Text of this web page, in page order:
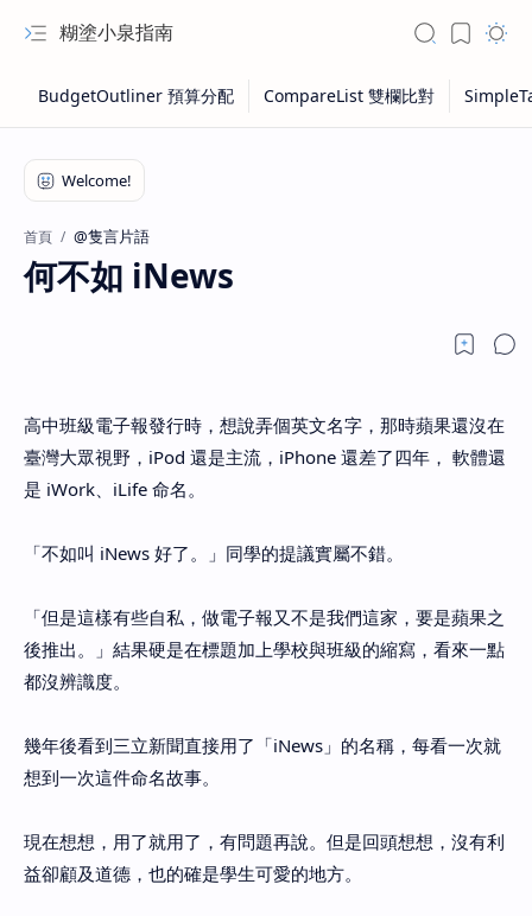
糊塗小泉指南
首頁 @隻言片語
何不如 iNews
高中班級電子報發行時，想說弄個英文名字，那時蘋果還沒在
臺灣大眾視野，iPod 還是主流，iPhone 還差了四年， 軟體還
是 iWork、iLife 命名。
「不如叫 iNews 好了。」同學的提議實屬不錯。
「但是這樣有些自私，做電子報又不是我們這家，要是蘋果之
後推出。」結果硬是在標題加上學校與班級的縮寫，看來一點
都沒辨識度。
幾年後看到三立新聞直接用了「iNews」的名稱，每看一次就
想到一次這件命名故事。
現在想想，用了就用了，有問題再說。但是回頭想想，沒有利
益卻顧及道德，也的確是學生可愛的地方。